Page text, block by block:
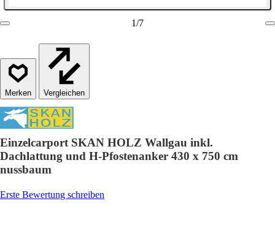
1/7
Vergleichen
Einzelcarport SKAN HOLZ Wallgau inkl.
Dachlattung und H-Pfostenanker 430 x 750 cm
nussbaum
Erste Bewertung schreiben